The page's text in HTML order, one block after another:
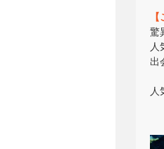
驚
人
出
人